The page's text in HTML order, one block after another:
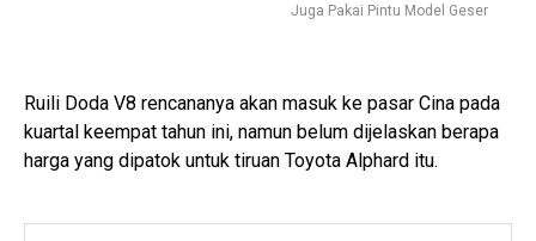
Juga Pakai Pintu Model Geser
Ruili Doda V8 rencananya akan masuk ke pasar Cina pada
kuartal keempat tahun ini, namun belum dijelaskan berapa
harga yang dipatok untuk tiruan Toyota Alphard itu.